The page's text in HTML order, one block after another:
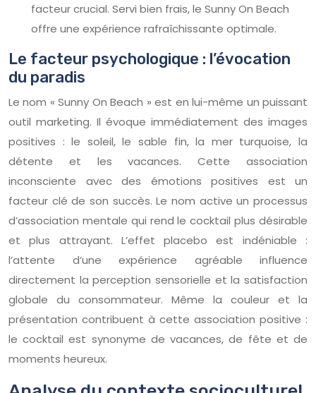
facteur crucial. Servi bien frais, le Sunny On Beach
offre une expérience rafraîchissante optimale.
Le facteur psychologique : l’évocation
du paradis
Le nom « Sunny On Beach » est en lui-même un puissant
outil marketing. Il évoque immédiatement des images
positives : le soleil, le sable fin, la mer turquoise, la
détente et les vacances. Cette association
inconsciente avec des émotions positives est un
facteur clé de son succès. Le nom active un processus
d’association mentale qui rend le cocktail plus désirable
et plus attrayant. L’effet placebo est indéniable :
l’attente d’une expérience agréable influence
directement la perception sensorielle et la satisfaction
globale du consommateur. Même la couleur et la
présentation contribuent à cette association positive :
le cocktail est synonyme de vacances, de fête et de
moments heureux.